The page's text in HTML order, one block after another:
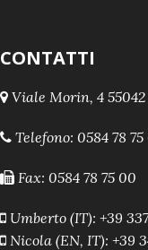
CONTATTI
Viale Morin, 4
Telefono: 0584 78
Fax: 0584 78 75 00
Umberto (IT): +39
Nicola (EN, IT): +39